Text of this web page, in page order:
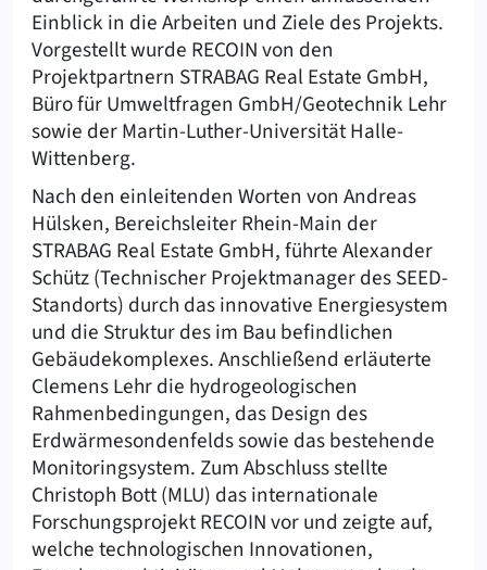
Einblick in die Arbeiten und Ziele des Projekts.
Vorgestellt wurde RECOIN von den
Projektpartnern STRABAG Real Estate GmbH,
Büro für Umweltfragen GmbH/Geotechnik Lehr
sowie der Martin-Luther-Universität Halle-
Wittenberg.
Nach den einleitenden Worten von Andreas
Hülsken, Bereichsleiter Rhein-Main der
STRABAG Real Estate GmbH, führte Alexander
Schütz (Technischer Projektmanager des SEED-
Standorts) durch das innovative Energiesystem
und die Struktur des im Bau befindlichen
Gebäudekomplexes. Anschließend erläuterte
Clemens Lehr die hydrogeologischen
Rahmenbedingungen, das Design des
Erdwärmesondenfelds sowie das bestehende
Monitoringsystem. Zum Abschluss stellte
Christoph Bott (MLU) das internationale
Forschungsprojekt RECOIN vor und zeigte auf,
welche technologischen Innovationen,